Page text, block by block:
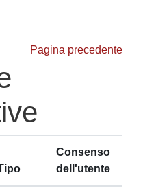
Pagina precedente
Consenso
dell'utente